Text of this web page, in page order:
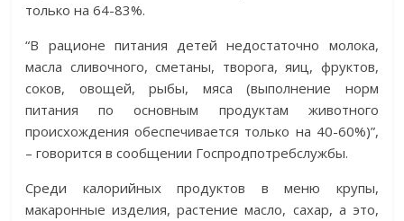
только на 64-83%.
“В рационе питания детей недостаточно молока,
масла сливочного, сметаны, творога, яиц, фруктов,
соков, овощей, рыбы, мяса (выполнение норм
питания по основным продуктам животного
происхождения обеспечивается только на 40-60%)”,
– говорится в сообщении Госпродпотребслужбы.
Среди калорийных продуктов в меню крупы,
макаронные изделия, растение масло, сахар, а это,